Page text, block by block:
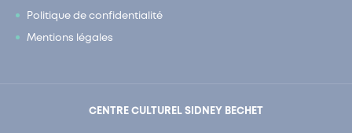
Politique de confidentialité
Mentions légales
CENTRE CULTUREL SIDNEY BECHET